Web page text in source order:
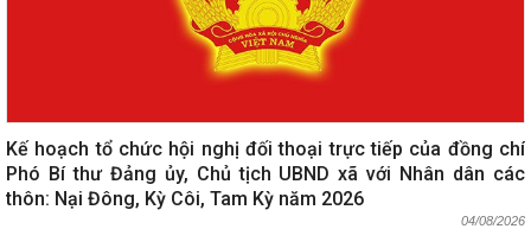
Kế hoạch tổ chức hội nghị đối thoại trực tiếp của đồng chí
Phó Bí thư Đảng ủy, Chủ tịch UBND xã với Nhân dân các
thôn: Nại Đông, Kỳ Côi, Tam Kỳ năm 2026
04/08/2026